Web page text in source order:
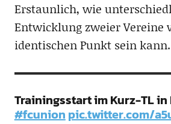
Erstaunlich, wie
Entwicklung zweier Vereine
identischen Punkt sein kann.
Trainingsstart im Kurz-TL
#fcunionpic.twitter.com/